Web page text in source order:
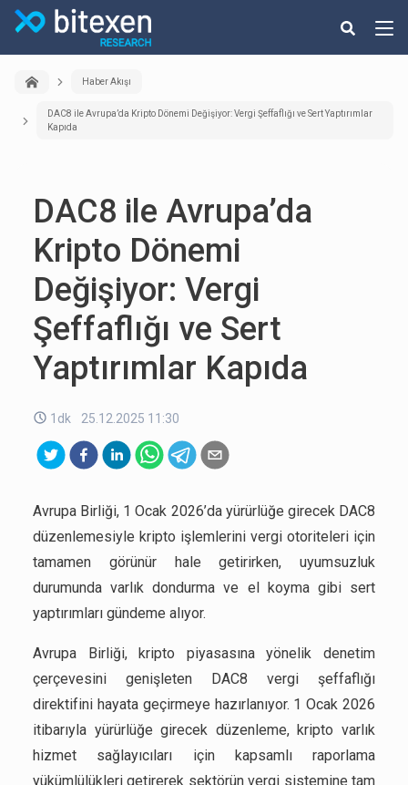
Haber Akışı
DAC8 ile Avrupa’da Kripto Dönemi Değişiyor: Vergi Şeffaflığı ve Sert Yaptırımlar
Kapıda
DAC8 ile Avrupa’da
Kripto Dönemi
Değişiyor: Vergi
Şeffaflığı ve Sert
Yaptırımlar Kapıda
1dk 25.12.2025 11:30
Avrupa Birliği, 1 Ocak 2026’da yürürlüğe girecek DAC8
düzenlemesiyle kripto işlemlerini vergi otoriteleri için
tamamen görünür hale getirirken, uyumsuzluk
durumunda varlık dondurma ve el koyma gibi sert
yaptırımları gündeme alıyor.
Avrupa Birliği, kripto piyasasına yönelik denetim
çerçevesini genişleten DAC8 vergi şeffaflığı
direktifini hayata geçirmeye hazırlanıyor. 1 Ocak 2026
itibarıyla yürürlüğe girecek düzenleme, kripto varlık
hizmet sağlayıcıları için kapsamlı raporlama
yükümlülükleri getirerek sektörün vergi sistemine tam